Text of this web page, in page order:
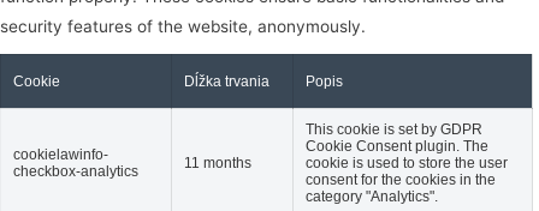
security features of the website, anonymously.
Cookie Dĺžka trvania Popis
cookielawinfo-
checkbox-analytics
11 months
This cookie is set by GDPR
Cookie Consent plugin. The
cookie is used to store the user
consent for the cookies in the
category "Analytics".